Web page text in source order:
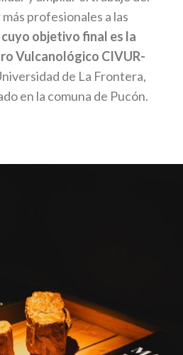
profesionales a las
cuyo objetivo final es la
Vulcanológico CIVUR-
de La Frontera,
en la comuna de Pucón.